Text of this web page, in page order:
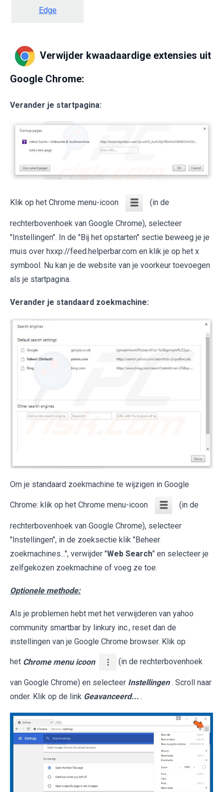
Edge
Verwijder kwaadaardige extensies uit
Google Chrome:
Verander je startpagina:
Klik op het Chrome menu-icoon (in de
rechterbovenhoek van Google Chrome), selecteer
"Instellingen". In de "Bij het opstarten" sectie beweeg je je
muis over hxxp://feed.helperbar.com en klik je op het x
symbool. Nu kan je de website van je voorkeur toevoegen
als je startpagina.
Verander je standaard zoekmachine:
Om je standaard zoekmachine te wijzigen in Google
Chrome: klik op het Chrome menu-icoon (in de
rechterbovenhoek van Google Chrome), selecteer
"Instellingen", in de zoeksectie klik "Beheer
zoekmachines...", verwijder "Web Search" en selecteer je
zelfgekozen zoekmachine of voeg ze toe.
Optionele methode:
Als je problemen hebt met het verwijderen van yahoo
community smartbar by linkury inc., reset dan de
instellingen van je Google Chrome browser. Klik op
het Chrome menu icoon (in de rechterbovenhoek
van Google Chrome) en selecteer Instellingen . Scroll naar
onder. Klik op de link Geavanceerd... .